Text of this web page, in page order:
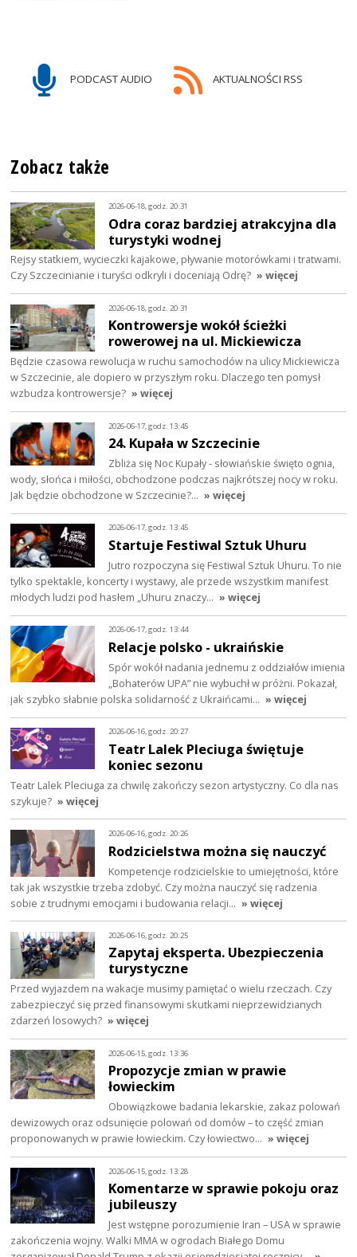
PODCAST AUDIO AKTUALNOŚCI RSS
Zobacz także
2026-06-18, godz. 20:31
Odra coraz bardziej atrakcyjna dla
turystyki wodnej
Rejsy statkiem, wycieczki kajakowe, pływanie motorówkami i tratwami.
Czy Szczecinianie i turyści odkryli i doceniają Odrę? » więcej
2026-06-18, godz. 20:31
Kontrowersje wokół ścieżki
rowerowej na ul. Mickiewicza
Będzie czasowa rewolucja w ruchu samochodów na ulicy Mickiewicza
w Szczecinie, ale dopiero w przyszłym roku. Dlaczego ten pomysł
wzbudza kontrowersje? » więcej
2026-06-17, godz. 13:45
24. Kupała w Szczecinie
Zbliża się Noc Kupały - słowiańskie święto ognia,
wody, słońca i miłości, obchodzone podczas najkrótszej nocy w roku.
Jak będzie obchodzone w Szczecinie?… » więcej
2026-06-17, godz. 13:45
Startuje Festiwal Sztuk Uhuru
Jutro rozpoczyna się Festiwal Sztuk Uhuru. To nie
tylko spektakle, koncerty i wystawy, ale przede wszystkim manifest
młodych ludzi pod hasłem „Uhuru znaczy… » więcej
2026-06-17, godz. 13:44
Relacje polsko - ukraińskie
Spór wokół nadania jednemu z oddziałów imienia
„Bohaterów UPA” nie wybuchł w próżni. Pokazał,
jak szybko słabnie polska solidarność z Ukraińcami… » więcej
2026-06-16, godz. 20:27
Teatr Lalek Pleciuga świętuje
koniec sezonu
Teatr Lalek Pleciuga za chwilę zakończy sezon artystyczny. Co dla nas
szykuje? » więcej
2026-06-16, godz. 20:26
Rodzicielstwa można się nauczyć
Kompetencje rodzicielskie to umiejętności, które
tak jak wszystkie trzeba zdobyć. Czy można nauczyć się radzenia
sobie z trudnymi emocjami i budowania relacji… » więcej
2026-06-16, godz. 20:25
Zapytaj eksperta. Ubezpieczenia
turystyczne
Przed wyjazdem na wakacje musimy pamiętać o wielu rzeczach. Czy
zabezpieczyć się przed finansowymi skutkami nieprzewidzianych
zdarzeń losowych? » więcej
2026-06-15, godz. 13:36
Propozycje zmian w prawie
łowieckim
Obowiązkowe badania lekarskie, zakaz polowań
dewizowych oraz odsunięcie polowań od domów – to część zmian
proponowanych w prawie łowieckim. Czy łowiectwo… » więcej
2026-06-15, godz. 13:28
Komentarze w sprawie pokoju oraz
jubileuszy
Jest wstępne porozumienie Iran – USA w sprawie
zakończenia wojny. Walki MMA w ogrodach Białego Domu